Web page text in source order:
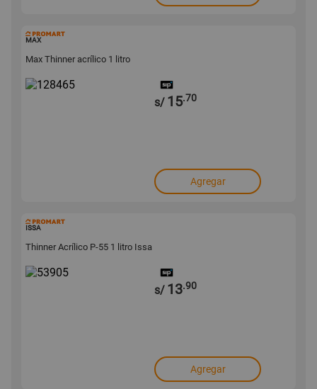
MAX
Max Thinner acrílico 1 litro
s/ 15.70
Agregar
ISSA
Thinner Acrílico P-55 1 litro Issa
s/ 13.90
Agregar